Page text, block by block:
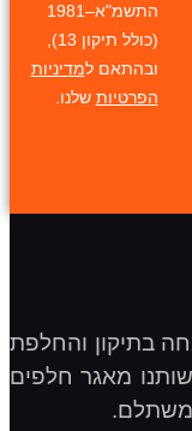
התשמ"א–1981
(כולל תיקון 13),
ובהתאם למדיניות
הפרטיות שלנו.
בתיקון והחלפת
מאגר חלפים
משתלם.